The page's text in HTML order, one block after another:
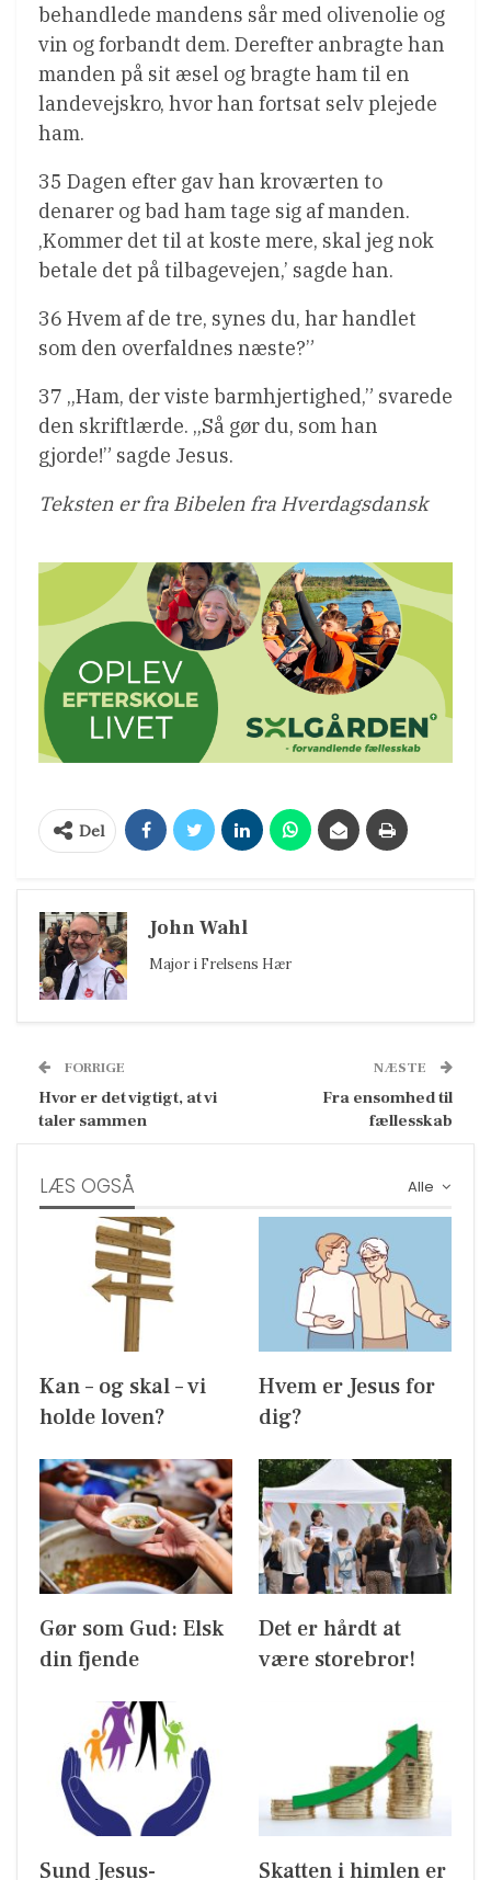
behandlede mandens sår med olivenolie og
vin og forbandt dem. Derefter anbragte han
manden på sit æsel og bragte ham til en
landevejskro, hvor han fortsat selv plejede
ham.
35 Dagen efter gav han kroværten to
denarer og bad ham tage sig af manden.
‚Kommer det til at koste mere, skal jeg nok
betale det på tilbagevejen,’ sagde han.
36 Hvem af de tre, synes du, har handlet
som den overfaldnes næste?”
37 „Ham, der viste barmhjertighed,” svarede
den skriftlærde. „Så gør du, som han
gjorde!” sagde Jesus.
Teksten er fra Bibelen fra Hverdagsdansk
Del
John Wahl
Major i Frelsens Hær
FORRIGE
Hvor er det vigtigt, at vi
taler sammen
NÆSTE
Fra ensomhed til
fællesskab
Alle
LÆS OGSÅ
Kan – og skal – vi
holde loven?
Hvem er Jesus for
dig?
Gør som Gud: Elsk
din fjende
Det er hårdt at
være storebror!
Sund Jesus- Skatten i himlen er